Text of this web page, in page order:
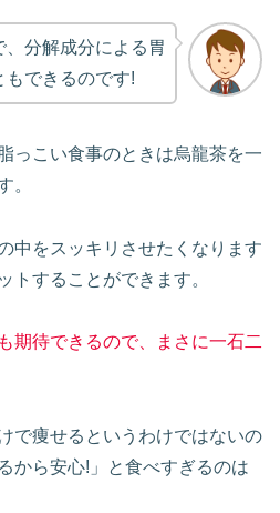
分解成分による胃
できるのです!
っこい食事のときは烏龍茶を一
。
中をスッキリさせたくなります
トすることができます。
期待できるので、まさに一石二
で痩せるというわけではないの
から安心!」と食べすぎるのは